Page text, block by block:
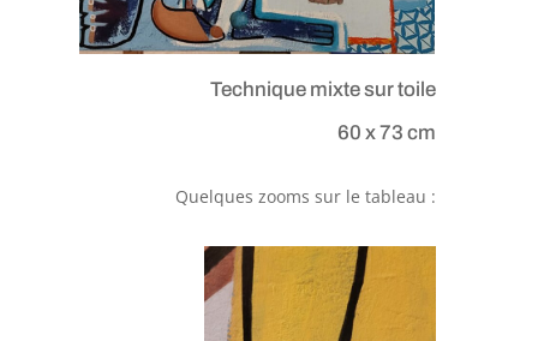
Technique mixte sur toile
60 x 73 cm
Quelques zooms sur le tableau :